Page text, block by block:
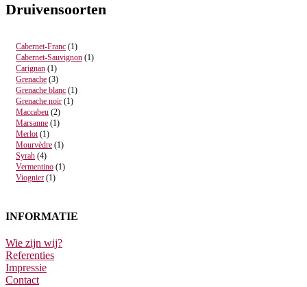
Druivensoorten
Cabernet-Franc (1)
Cabernet-Sauvignon (1)
Carignan (1)
Grenache (3)
Grenache blanc (1)
Grenache noir (1)
Maccabeu (2)
Marsanne (1)
Merlot (1)
Mourvèdre (1)
Syrah (4)
Vermentino (1)
Viognier (1)
INFORMATIE
Wie zijn wij?
Referenties
Impressie
Contact